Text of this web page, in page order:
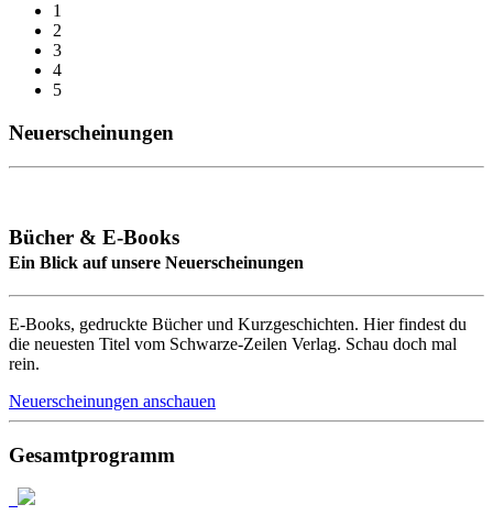
1
2
3
4
5
Neuerscheinungen
Bücher & E-Books
Ein Blick auf unsere Neuerscheinungen
E-Books, gedruckte Bücher und Kurzgeschichten. Hier findest du
die neuesten Titel vom Schwarze-Zeilen Verlag. Schau doch mal
rein.
Neuerscheinungen anschauen
Gesamtprogramm